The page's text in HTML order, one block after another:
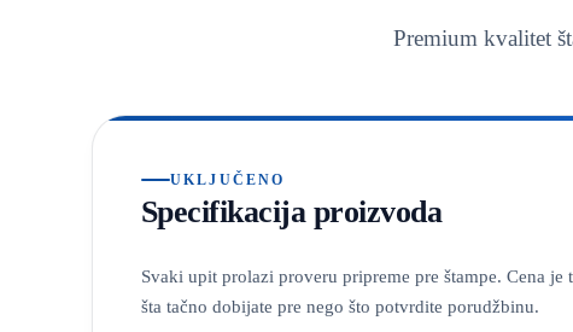
Premium kvalitet
UKLJUČENO
Specifikacija proizvoda
Svaki upit prolazi proveru pripreme pre štampe. Cena
šta tačno dobijate pre nego što potvrdite porudžbinu.